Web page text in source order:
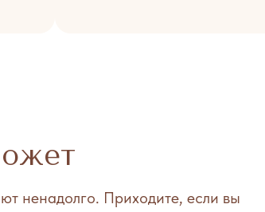
ненадолго. Приходите, если вы